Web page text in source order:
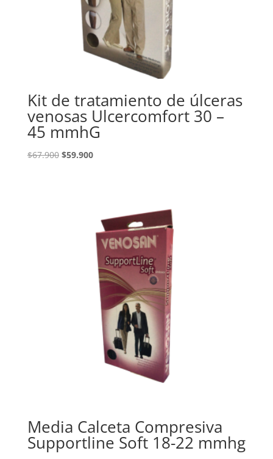
Kit de tratamiento de úlceras
venosas Ulcercomfort 30 –
45 mmhG
$67.900 El
$59.900El
Media Calceta Compresiva
Supportline Soft 18-22 mmhg